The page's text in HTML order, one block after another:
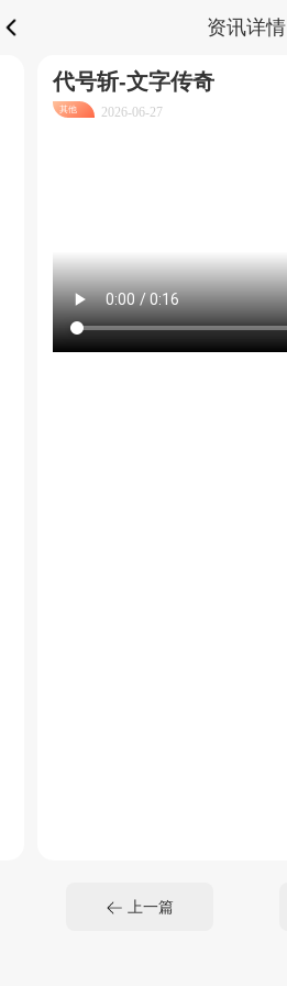
资讯详情
代号斩-文字传奇
其他 2026-06-27
上一篇